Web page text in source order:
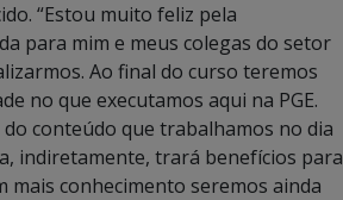
“Estou muito feliz pela
para mim e meus colegas do setor
Ao final do curso teremos
no que executamos aqui na PGE.
conteúdo que trabalhamos no dia
indiretamente, trará benefícios para
mais conhecimento seremos ainda